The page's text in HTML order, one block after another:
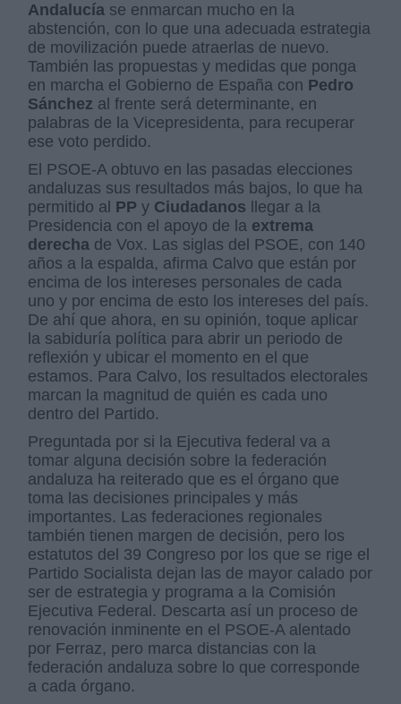
Andalucía se enmarcan mucho en la
abstención, con lo que una adecuada estrategia
de movilización puede atraerlas de nuevo.
También las propuestas y medidas que ponga
en marcha el Gobierno de España con Pedro
Sánchez al frente será determinante, en
palabras de la Vicepresidenta, para recuperar
ese voto perdido.
El PSOE-A obtuvo en las pasadas elecciones
andaluzas sus resultados más bajos, lo que ha
permitido al PP y Ciudadanos llegar a la
Presidencia con el apoyo de la extrema
derecha de Vox. Las siglas del PSOE, con 140
años a la espalda, afirma Calvo que están por
encima de los intereses personales de cada
uno y por encima de esto los intereses del país.
De ahí que ahora, en su opinión, toque aplicar
la sabiduría política para abrir un periodo de
reflexión y ubicar el momento en el que
estamos. Para Calvo, los resultados electorales
marcan la magnitud de quién es cada uno
dentro del Partido.
Preguntada por si la Ejecutiva federal va a
tomar alguna decisión sobre la federación
andaluza ha reiterado que es el órgano que
toma las decisiones principales y más
importantes. Las federaciones regionales
también tienen margen de decisión, pero los
estatutos del 39 Congreso por los que se rige el
Partido Socialista dejan las de mayor calado por
ser de estrategia y programa a la Comisión
Ejecutiva Federal. Descarta así un proceso de
renovación inminente en el PSOE-A alentado
por Ferraz, pero marca distancias con la
federación andaluza sobre lo que corresponde
a cada órgano.